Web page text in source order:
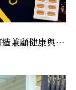
兼顧健康與幸